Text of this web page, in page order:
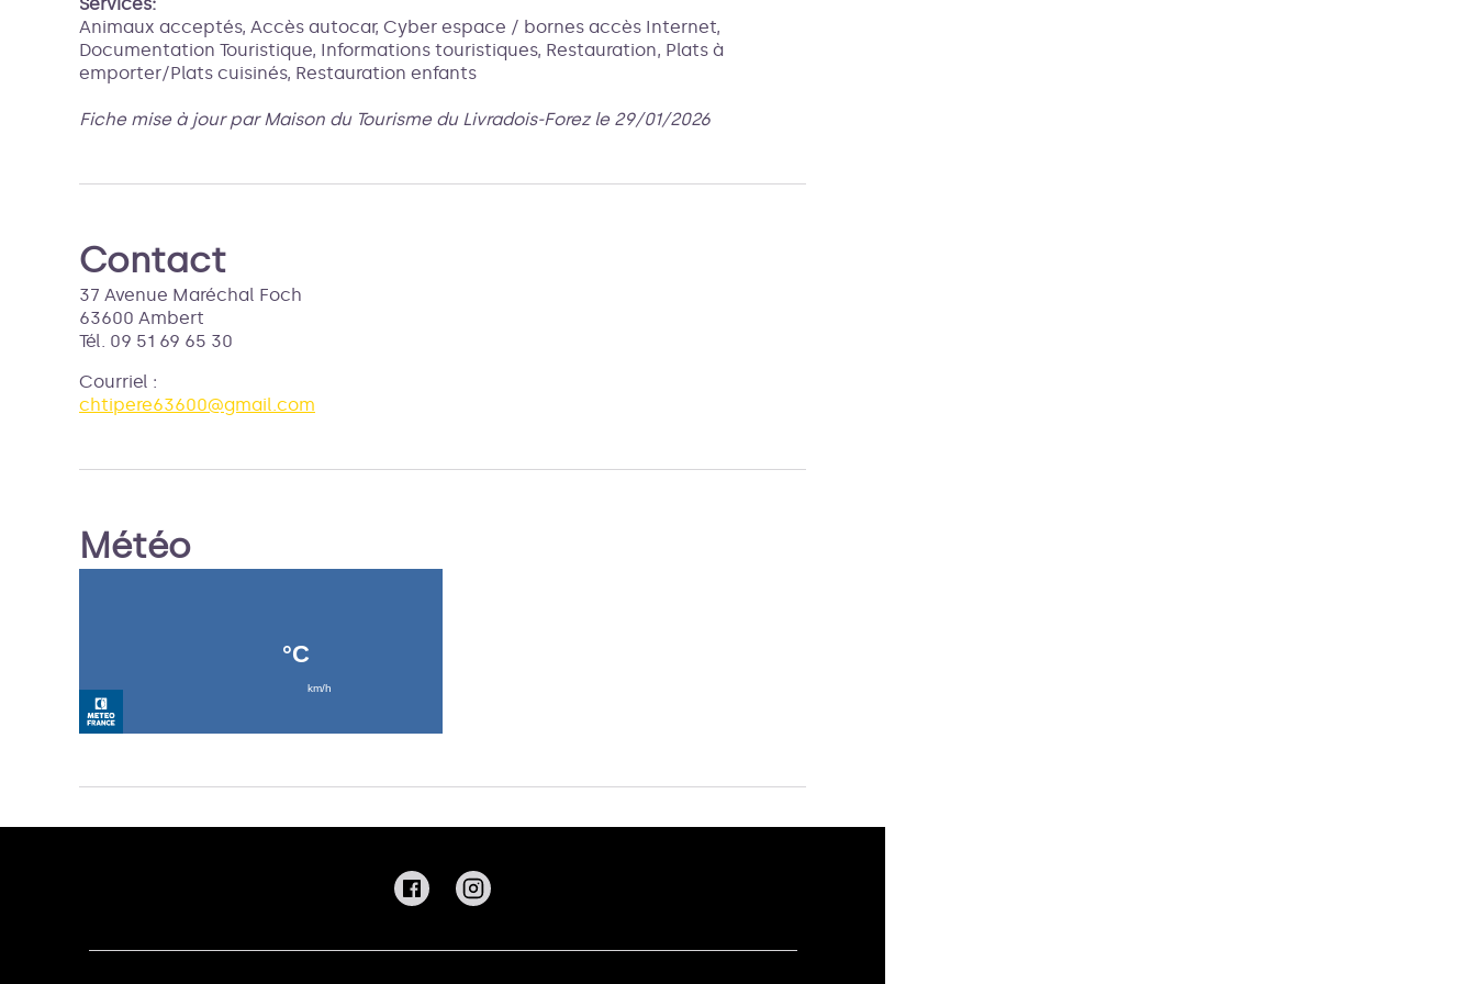
Animaux acceptés, Accès autocar, Cyber espace / bornes accès Internet,
Documentation Touristique, Informations touristiques, Restauration, Plats à
emporter/Plats cuisinés, Restauration enfants
Fiche mise à jour par Maison du Tourisme du Livradois-Forez le 29/01/2026
Contact
37 Avenue Maréchal Foch
63600 Ambert
Tél. 09 51 69 65 30
Courriel :
chtipere63600@gmail.com
Météo